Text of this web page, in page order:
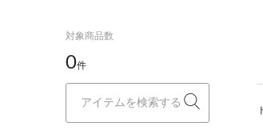
対象商品数
0件